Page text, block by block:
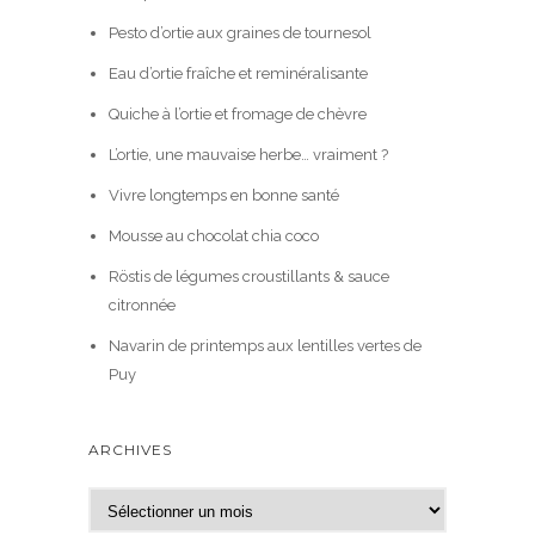
Pesto d’ortie aux graines de tournesol
Eau d’ortie fraîche et reminéralisante
Quiche à l’ortie et fromage de chèvre
L’ortie, une mauvaise herbe… vraiment ?
Vivre longtemps en bonne santé
Mousse au chocolat chia coco
Röstis de légumes croustillants & sauce
citronnée
Navarin de printemps aux lentilles vertes de
Puy
ARCHIVES
r